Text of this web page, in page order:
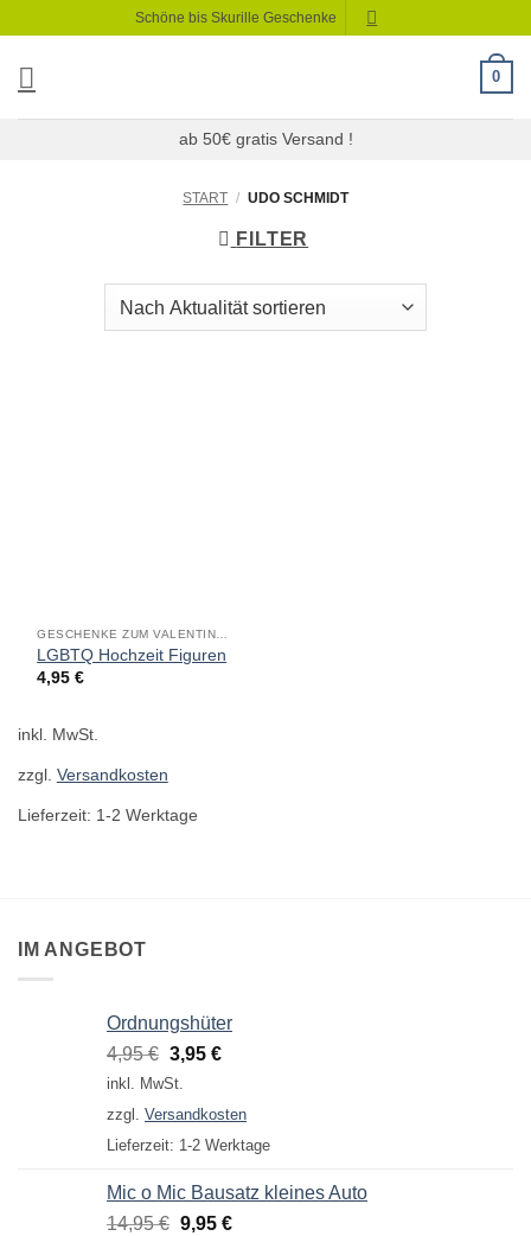
springen
Schöne bis Skurille Geschenke
0
ab 50€ gratis Versand !
START / UDO SCHMIDT
FILTER
LGBTQ Hochzeit Figuren
4,95€
inkl. MwSt.
zzgl. Versandkosten
Lieferzeit: 1-2 Werktage
IM ANGEBOT
Ordnungshüter
4,95€ Ursprünglicher
Preis
4,95 €
3,95 €Aktueller
3,95 €.
inkl. MwSt.
zzgl. Versandkosten
Lieferzeit: 1-2 Werktage
Mic o Mic Bausatz kleines Auto
14,95€ Ursprünglicher
9,95 €Aktueller